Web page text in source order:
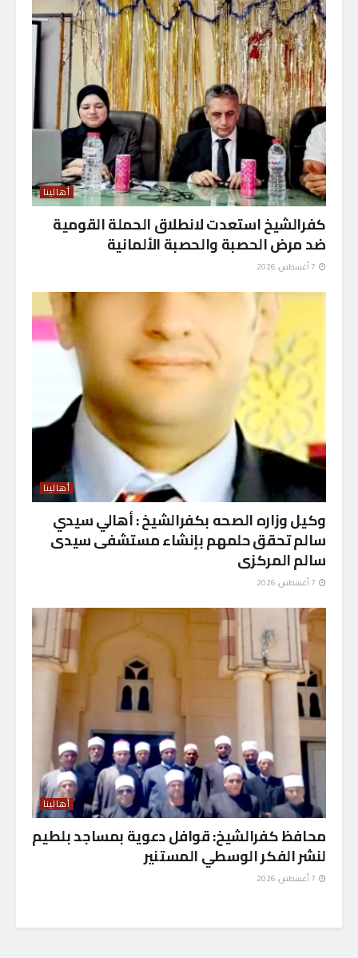
أهالينا
كفرالشيخ استعدت لانطلاق الحملة القومية
ضد مرض الحصبة والحصبة الألمانية
أهالينا
وكيل وزاره الصحه بكفرالشيخ : أهالي سيدي
سالم تحقق حلمهم بإنشاء مستشفى سيدى
سالم المركزى
أهالينا
محافظ كفرالشيخ: قوافل دعوية بمساجد بلطيم
لنشر الفكر الوسطي المستنير